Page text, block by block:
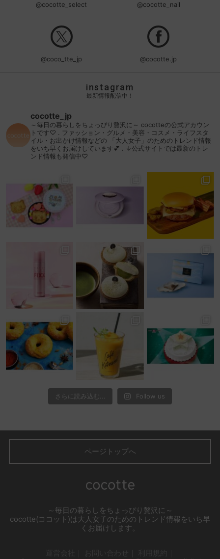
@cocotte_select @cocotte_nail
@coco_tte_jp @cocotte.jp
instagram
最新情報配信中！
cocotte_jp
～毎日の暮らしをちょっぴり贅沢に～ cocotteの公式アカウン
トです♡
ファッション・グルメ・美容・コスメ・ライフスタ
イル・お出かけ情報などの 「大人女子」のためのトレンド情報
をいち早くお届けしています💕
↓公式サイトでは最新のトレ
ンド情報も発信中♡
さらに読み込む... Follow us
ページトップへ
～毎日の暮らしをちょっぴり贅沢に～
cocotte(ココット)は大人女子のためのトレンド情報をいち早
くお届けします。